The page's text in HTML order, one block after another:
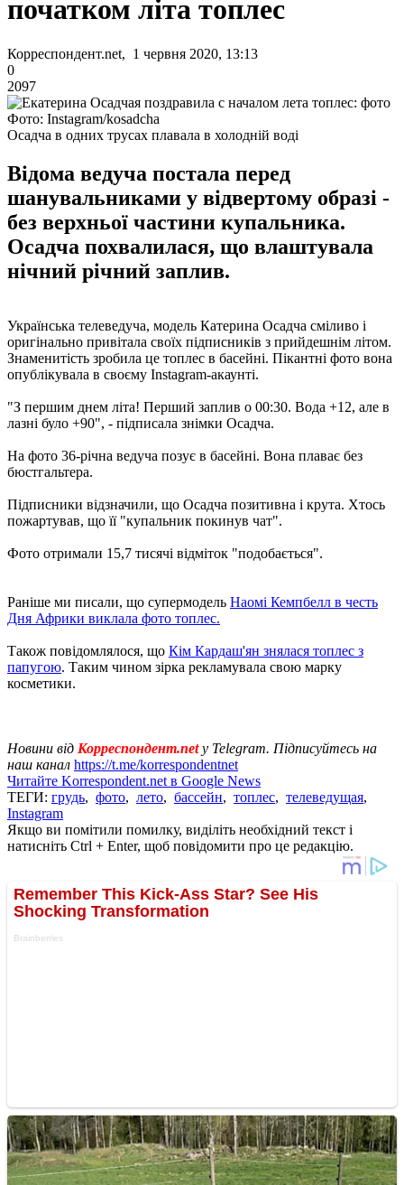
початком літа топлес
Корреспондент.net, 1 червня 2020, 13:13
0
2097
Фото: Instagram/kosadcha
Осадча в одних трусах плавала в холодній воді
Відома ведуча постала перед
шанувальниками у відвертому образі -
без верхньої частини купальника.
Осадча похвалилася, що влаштувала
нічний річний заплив.
Українська телеведуча, модель Катерина Осадча сміливо і
оригінально привітала своїх підписників з прийдешнім літом.
Знаменитість зробила це топлес в басейні. Пікантні фото вона
опублікувала в своєму Instagram-акаунті.
"З першим днем ​​літа! Перший заплив о 00:30. Вода +12, але в
лазні було +90", - підписала знімки Осадча.
На фото 36-річна ведуча позує в басейні. Вона плаває без
бюстгальтера.
Підписники відзначили, що Осадча позитивна і крута. Хтось
пожартував, що її "купальник покинув чат".
Фото отримали 15,7 тисячі відміток "подобається".
Раніше ми писали, що супермодель Наомі Кемпбелл в честь
Дня Африки виклала фото топлес.
Також повідомлялося, що Кім Кардаш'ян знялася топлес з
папугою. Таким чином зірка рекламувала свою марку
косметики.
Новини від Корреспондент.net у Telegram. Підписуйтесь на
наш канал https://t.me/korrespondentnet
Читайте Korrespondent.net в Google News
ТЕГИ: грудь, фото, лето, бассейн, топлес, телеведущая,
Instagram
Якщо ви помітили помилку, виділіть необхідний текст і
натисніть Ctrl + Enter, щоб повідомити про це редакцію.